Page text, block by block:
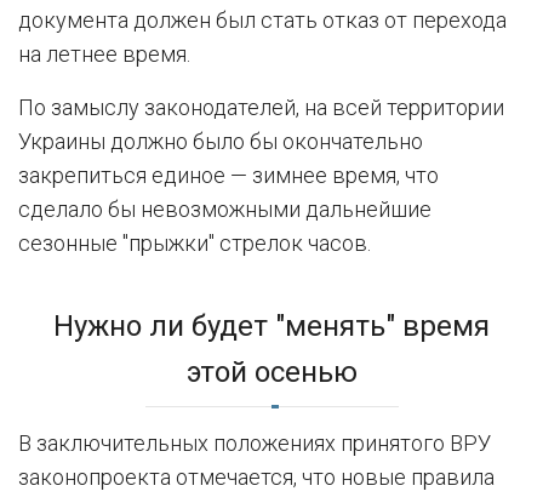
документа должен был стать отказ от перехода
на летнее время.
По замыслу законодателей, на всей территории
Украины должно было бы окончательно
закрепиться единое — зимнее время, что
сделало бы невозможными дальнейшие
сезонные "прыжки" стрелок часов.
Нужно ли будет "менять" время
этой осенью
В заключительных положениях принятого ВРУ
законопроекта отмечается, что новые правила